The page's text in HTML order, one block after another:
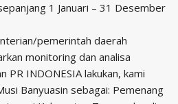
1 Januari – 31 Desember
pemerintah daerah
monitoring dan analisa
PR INDONESIA lakukan, kami
Banyuasin sebagai: Pemenang